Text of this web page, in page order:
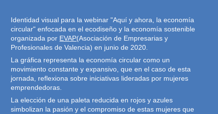
Identidad visual para la webinar "Aquí y ahora, la economía
circular" enfocada en el ecodiseño y la economía sostenible
organizada por EVAP(Asociación de Empresarias y
Profesionales de Valencia) en junio de 2020.
La gráfica representa la economía circular como un
movimiento constante y expansivo, que en el caso de esta
jornada, reflexiona sobre iniciativas lideradas por mujeres
emprendedoras.
La elección de una paleta reducida en rojos y azules
simbolizan la pasión y el compromiso de estas mujeres que